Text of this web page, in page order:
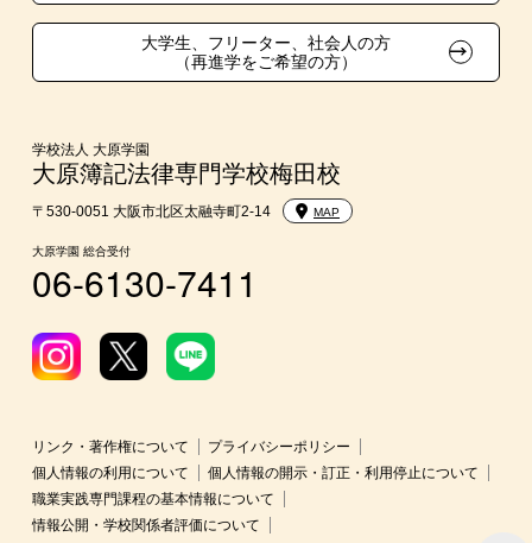
親族紹介制度
大学生、フリーター、社会人の方
（再進学をご希望の方）
学校法人 大原学園
大原簿記法律専門学校梅田校
〒530-0051 大阪市北区太融寺町2-14 MAP
大原学園 総合受付
06-6130-7411
リンク・著作権について
プライバシーポリシー
個人情報の利用について
個人情報の開示・訂正・利用停止について
職業実践専門課程の基本情報について
情報公開・学校関係者評価について